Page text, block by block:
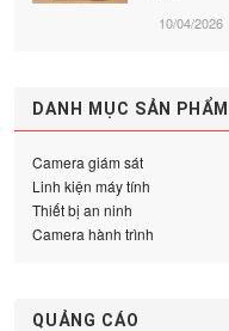
10/04/2026
DANH MỤC SẢN PHẨM
Camera giám sát
Linh kiện máy tính
Thiết bị an ninh
Camera hành trình
QUẢNG CÁO